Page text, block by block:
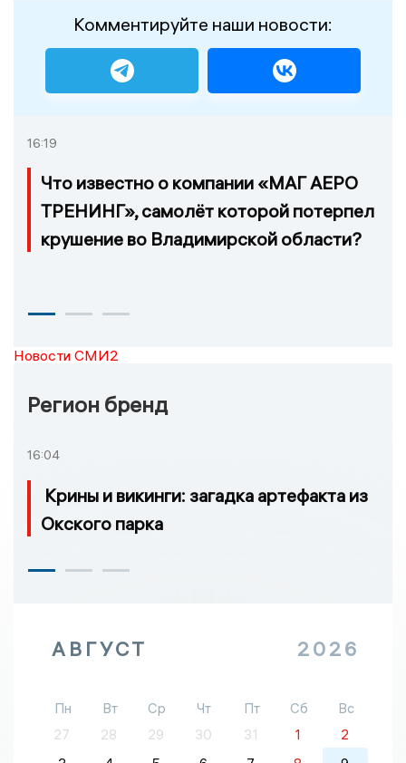
Комментируйте наши новости:
16:19
Что известно о компании «МАГ АЕРО
ТРЕНИНГ», самолёт которой потерпел
крушение во Владимирской области?
Новости СМИ2
Регион бренд
16:04
Крины и викинги: загадка артефакта из
Окского парка
АВГУСТ 2026
Пн Вт Ср Чт Пт Сб
Вс
27
28 29 30 31 1
2